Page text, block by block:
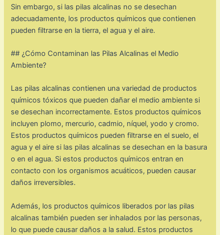
Sin embargo, si las pilas alcalinas no se desechan
adecuadamente, los productos químicos que contienen
pueden filtrarse en la tierra, el agua y el aire.
## ¿Cómo Contaminan las Pilas Alcalinas el Medio
Ambiente?
Las pilas alcalinas contienen una variedad de productos
químicos tóxicos que pueden dañar el medio ambiente si
se desechan incorrectamente. Estos productos químicos
incluyen plomo, mercurio, cadmio, níquel, yodo y cromo.
Estos productos químicos pueden filtrarse en el suelo, el
agua y el aire si las pilas alcalinas se desechan en la basura
o en el agua. Si estos productos químicos entran en
contacto con los organismos acuáticos, pueden causar
daños irreversibles.
Además, los productos químicos liberados por las pilas
alcalinas también pueden ser inhalados por las personas,
lo que puede causar daños a la salud. Estos productos